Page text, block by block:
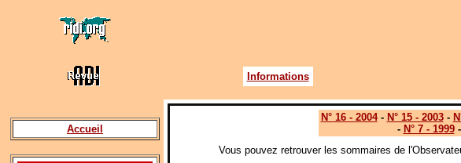
Informations
Accueil
N° 16 - 2004- N° 15 - 2003-
- N° 7 - 1999-
Vous pouvez retrouver les sommaires de